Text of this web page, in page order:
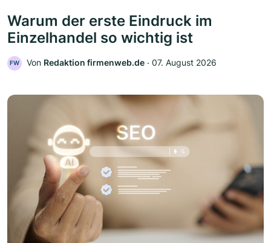
Warum der erste Eindruck im
Einzelhandel so wichtig ist
FW Von Redaktion firmenweb.de ‧ 07. August 2026